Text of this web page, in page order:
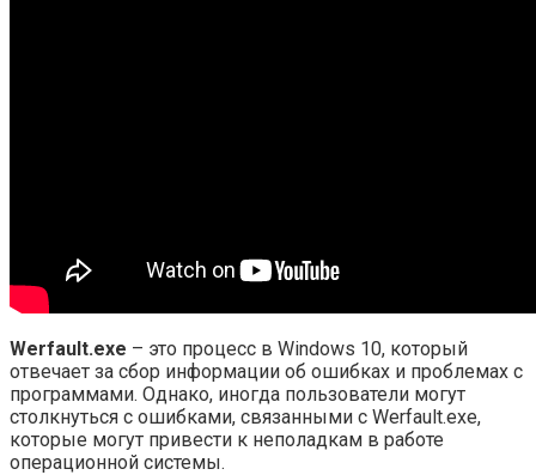
Werfault.exe – это процесс в Windows 10, который
отвечает за сбор информации об ошибках и проблемах с
программами. Однако, иногда пользователи могут
столкнуться с ошибками, связанными с Werfault.exe,
которые могут привести к неполадкам в работе
операционной системы.